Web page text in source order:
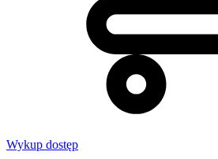
Wykup dostęp